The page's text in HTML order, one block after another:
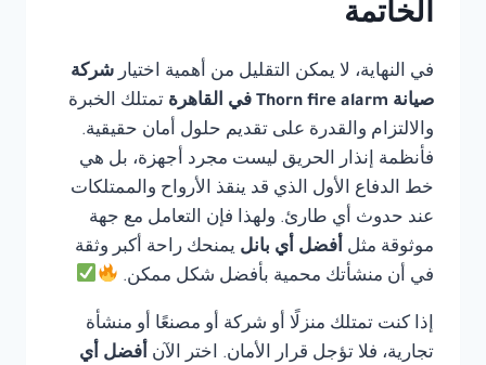
الخاتمة
في النهاية، لا يمكن التقليل من أهمية اختيار شركة
صيانة Thorn fire alarm في القاهرة
تمتلك الخبرة
والالتزام والقدرة على تقديم حلول أمان حقيقية.
فأنظمة إنذار الحريق ليست مجرد أجهزة، بل هي
خط الدفاع الأول الذي قد ينقذ الأرواح والممتلكات
عند حدوث أي طارئ. ولهذا فإن التعامل مع جهة
موثوقة مثل أفضل أي بانل يمنحك راحة أكبر وثقة
في أن منشأتك محمية بأفضل شكل ممكن.
إذا كنت تمتلك منزلًا أو شركة أو مصنعًا أو منشأة
تجارية، فلا تؤجل قرار الأمان. اختر الآن أفضل أي